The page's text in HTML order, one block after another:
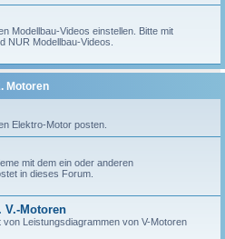
Modellbau-Videos einstellen. Bitte mit
NUR Modellbau-Videos.
Motoren
Elektro-Motor posten.
mit dem ein oder anderen
in dieses Forum.
V.-Motoren
Leistungsdiagrammen von V-Motoren